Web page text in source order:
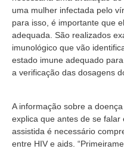
uma mulher infectada pelo
para isso, é importante que
adequada. São realizados
imunológico que vão
estado imune adequado
a verificação das dosagens
A informação sobre a
explica que antes de se
assistida é necessário
entre HIV e aids.